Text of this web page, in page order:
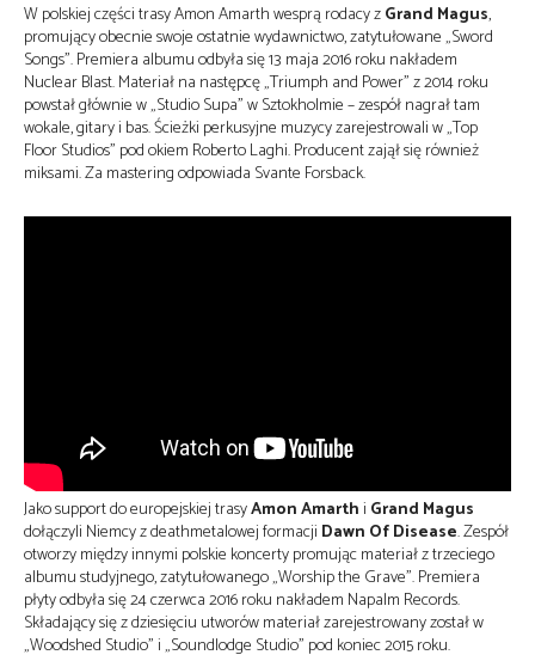
W polskiej części trasy Amon Amarth wesprą rodacy zGrand Magus,
promujący obecnie swoje ostatnie wydawnictwo, zatytułowane „Sword
Songs”. Premiera albumu odbyła się 13 maja 2016 roku nakładem
Nuclear Blast. Materiał na następcę „Triumph and Power” z 2014 roku
powstał głównie w „Studio Supa” w Sztokholmie – zespół nagrał tam
wokale, gitary i bas. Ścieżki perkusyjne muzycy zarejestrowali w „Top
Floor Studios” pod okiem Roberto Laghi. Producent zajął się również
miksami. Za mastering odpowiada Svante Forsback.
Jako support do europejskiej trasyAmon Amarthi Grand Magus
dołączyli Niemcy z deathmetalowej formacji Dawn Of Disease. Zespół
otworzy między innymi polskie koncerty promując materiał z trzeciego
albumu studyjnego, zatytułowanego „Worship the Grave”. Premiera
płyty odbyła się 24 czerwca 2016 roku nakładem Napalm Records.
Składający się z dziesięciu utworów materiał zarejestrowany został w
„Woodshed Studio” i „Soundlodge Studio” pod koniec 2015 roku.